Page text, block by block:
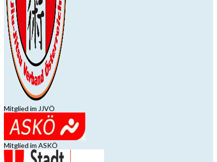
Mitglied im JJVÖ
Mitglied im ASKÖ